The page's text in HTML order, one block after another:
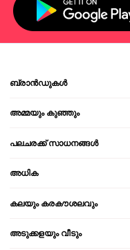
ബ്രാൻഡുകൾ
അമ്മയും കുഞ്ഞും
പലചരക്ക് സാധനങ്ങൾ
അധിക
കലയും കരകൗശലവും
അടുക്കളയും വീടും